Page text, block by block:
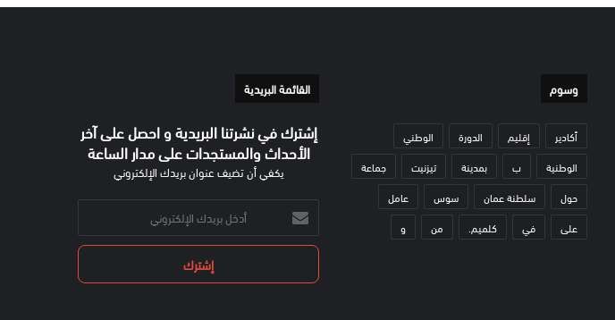
وسوم
أكادير إقليم الدورة
الوطني
الوطنية
ب بمدينة تيزنيت
جماعة
حول
سلطنة عمان سوس
عامل
على
في كلميم. من و
القائمة البريدية
إشترك في نشرتنا البريدية و احصل على آخر
الأحداث والمستجدات على مدار الساعة
يكفي أن تضيف عنوان بريدك الإلكتروني
أدخل
بريدك
الإلكتروني